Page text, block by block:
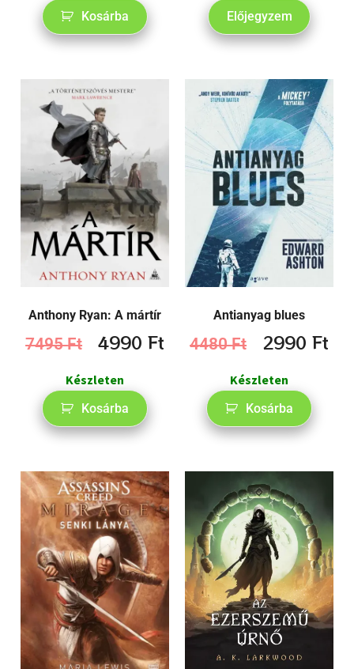
Kosárba Előjegyzem
Anthony Ryan: A mártír
7495Ft 4990 Ft
Készleten
Kosárba
Antianyag blues
4480Ft 2990 Ft
Készleten
Kosárba